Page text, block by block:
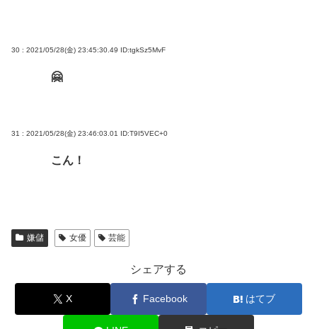
30 : 2021/05/28(金) 23:45:30.49 ID:tgkSz5MvF
🤗
31 : 2021/05/28(金) 23:46:03.01 ID:T9I5VEC+0
こん！
嫌儲 女優 芸能
シェアする
X Facebook はてブ